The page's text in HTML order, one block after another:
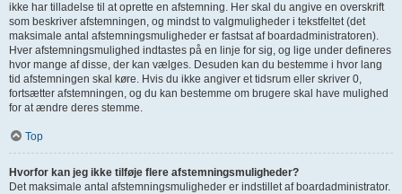
ikke har tilladelse til at oprette en afstemning. Her skal du angive en overskrift
som beskriver afstemningen, og mindst to valgmuligheder i tekstfeltet (det
maksimale antal afstemningsmuligheder er fastsat af boardadministratoren).
Hver afstemningsmulighed indtastes på en linje for sig, og lige under defineres
hvor mange af disse, der kan vælges. Desuden kan du bestemme i hvor lang
tid afstemningen skal køre. Hvis du ikke angiver et tidsrum eller skriver 0,
fortsætter afstemningen, og du kan bestemme om brugere skal have mulighed
for at ændre deres stemme.
Top
Hvorfor kan jeg ikke tilføje flere afstemningsmuligheder?
Det maksimale antal afstemningsmuligheder er indstillet af boardadministrator.